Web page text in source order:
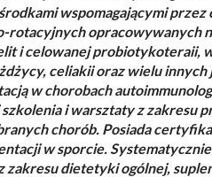
wspomagającymi
rotacyjnych opracowywanych
i celowanej probiotykoteraii,
celiakii oraz wielu
w chorobach
i warsztaty z
chorób. Posiada
w sporcie.
zakresu dietetyki ogólnej,